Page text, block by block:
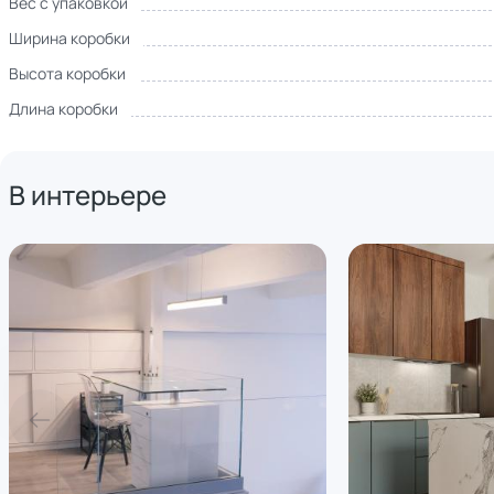
Ширина коробки
Высота коробки
Длина коробки
В интерьере